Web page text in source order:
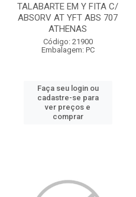
TALABARTE EM Y FITA C/
ABSORV AT YFT ABS 707
ATHENAS
Código: 21900
Embalagem: PC
Faça seu login ou
cadastre-se para
ver preços e
comprar